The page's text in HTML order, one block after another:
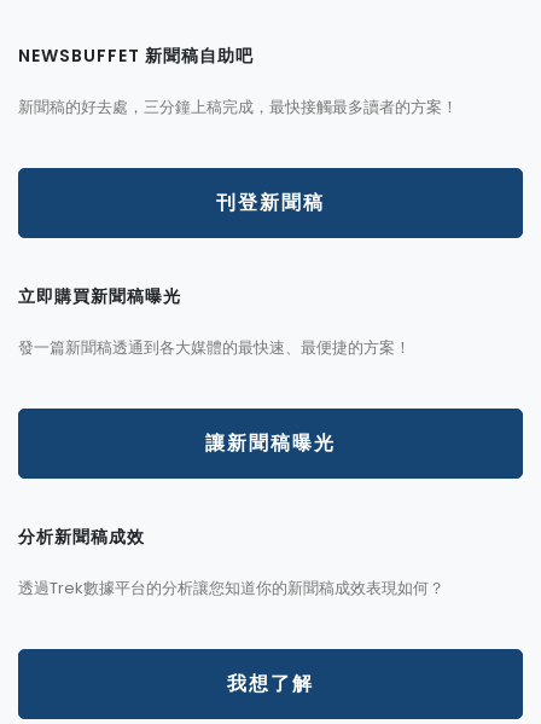
NEWSBUFFET 新聞稿自助吧
新聞稿的好去處，三分鐘上稿完成，最快接觸最多讀者的方案！
刊登新聞稿
立即購買新聞稿曝光
發一篇新聞稿透通到各大媒體的最快速、最便捷的方案！
讓新聞稿曝光
分析新聞稿成效
透過Trek數據平台的分析讓您知道你的新聞稿成效表現如何？
我想了解